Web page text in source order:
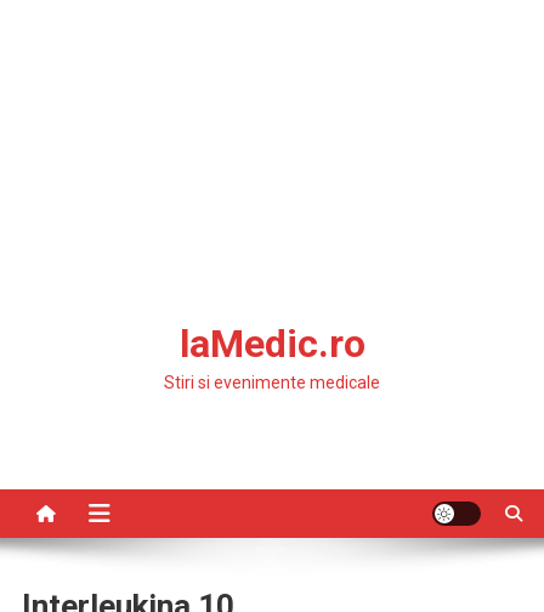
laMedic.ro
Stiri si evenimente medicale